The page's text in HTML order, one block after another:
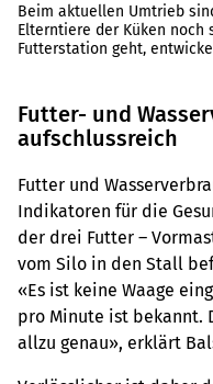
Beim aktuellen Umtrieb
Elterntiere der Küken noch
Futterstation geht,
Futter- und
aufschlussreich
Futter und
Indikatoren für die
der drei Futter –
vom Silo in den Stall
«Es ist keine Waage
pro Minute ist bekannt.
allzu genau», erklärt